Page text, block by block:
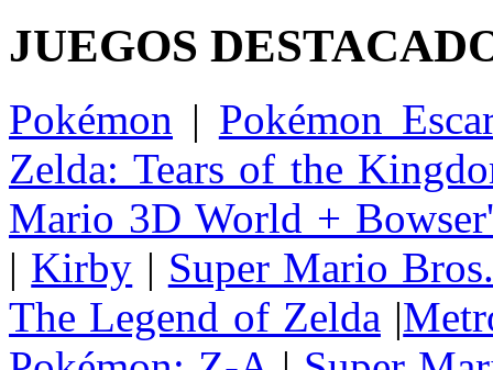
JUEGOS
Pokémon | Pokémon
Zelda: Tears of the
Mario 3D World +
| Kirby | Super Mario
The Legend of Zelda |